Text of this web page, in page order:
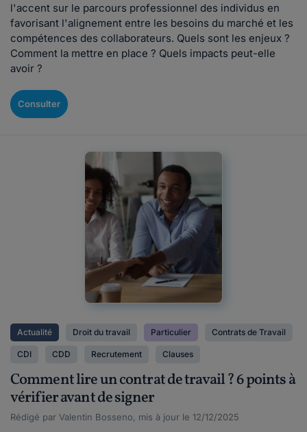
l'accent sur le parcours professionnel des individus en
favorisant l'alignement entre les besoins du marché et les
compétences des collaborateurs. Quels sont les enjeux ?
Comment la mettre en place ? Quels impacts peut-elle
avoir ?
Consulter
Actualité Droit du travail Particulier Contrats de Travail
CDI CDD Recrutement Clauses
Comment lire un contrat de travail ? 6 points à
vérifier avant de signer
Rédigé par Valentin Bosseno, mis à jour le 12/12/2025